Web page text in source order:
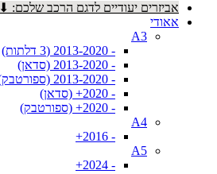
אביזרים יעודיים לדגם הרכב שלכם: ⬇
אאודי
A3
- 2013-2020 (3 דלתות)
- 2013-2020 (סדאן)
- 2013-2020 (ספורטבק)
- 2020+ (סדאן)
- 2020+ (ספורטבק)
A4
- 2016+
A5
- 2024+